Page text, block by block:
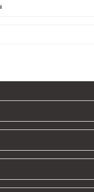
bozuk veya görüntülenemiyor.
bulunuyor.
alternatifler olmalı.